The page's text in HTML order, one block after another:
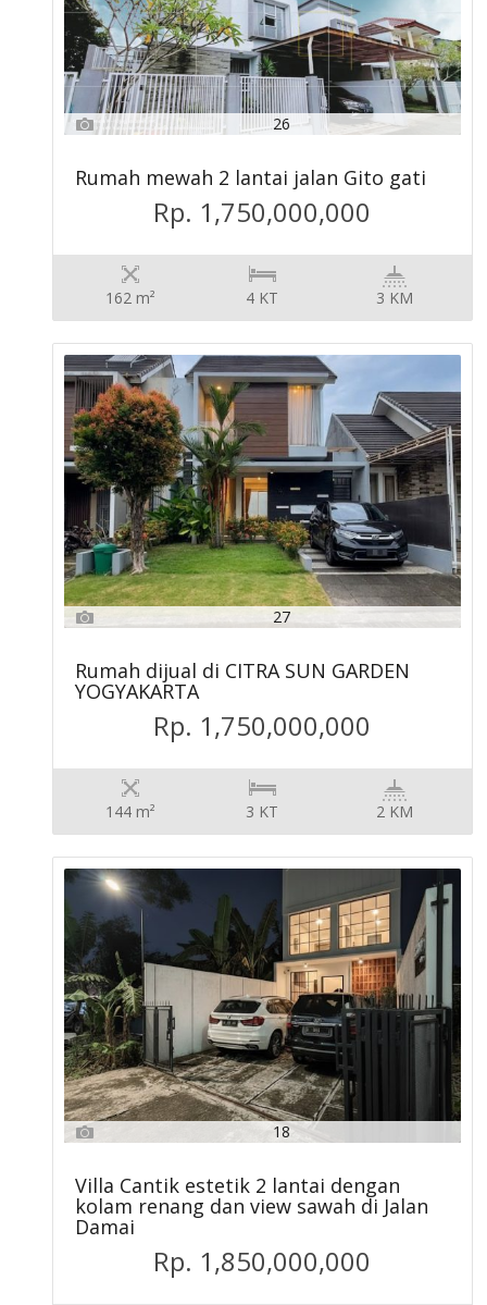
26
Rumah mewah 2 lantai jalan Gito gati
Rp. 1,750,000,000
162 m² 4 KT 3 KM
27
Rumah dijual di CITRA SUN GARDEN
YOGYAKARTA
Rp. 1,750,000,000
144 m² 3 KT 2 KM
18
Villa Cantik estetik 2 lantai dengan
kolam renang dan view sawah di Jalan
Damai
Rp. 1,850,000,000